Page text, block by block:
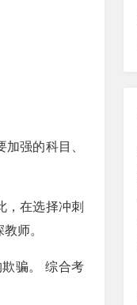
强的科目、
，在选择冲刺
师。
骗。 综合考